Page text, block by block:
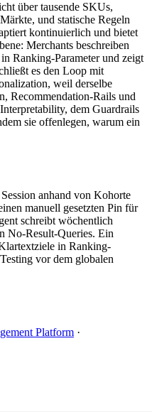
über tausende SKUs,
und statische Regeln
kontinuierlich und bietet
Merchants beschreiben
Ranking-Parameter und zeigt
es den Loop mit
weil derselbe
Recommendation-Rails und
dem Guardrails
sie offenlegen, warum ein
anhand von Kohorte
manuell gesetzten Pin für
schreibt wöchentlich
No-Result-Queries. Ein
in Ranking-
vor dem globalen
Platform ·